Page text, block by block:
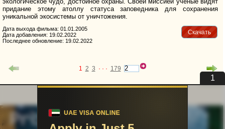
придание этому атоллу статуса заповедника для сохранения
уникальной экосистемы от уничтожения.
Скачать
Дата выхода фильма: 01.01.2005
Дата добавления: 19.02.2022
Последнее обновление: 19.02.2022
1 2 3 · · · 179